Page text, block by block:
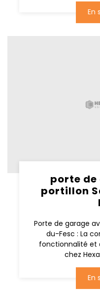
En
porte
portillon
Porte de garage
du-Fesc : La
fonctionnalité et
chez
En